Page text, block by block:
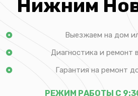
Нижним
Выезжаем на дом
Диагностика и ремонт
Гарантия на ремонт
РЕЖИМ РАБОТЫ С